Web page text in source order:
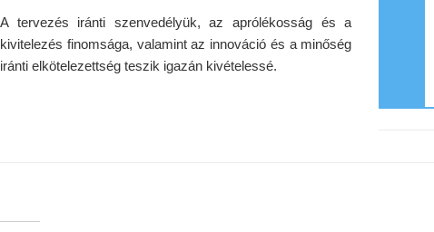
A tervezés iránti szenvedélyük, az aprólékosság és a
kivitelezés finomsága, valamint az innováció és a minőség
iránti elkötelezettség teszik igazán kivételessé.